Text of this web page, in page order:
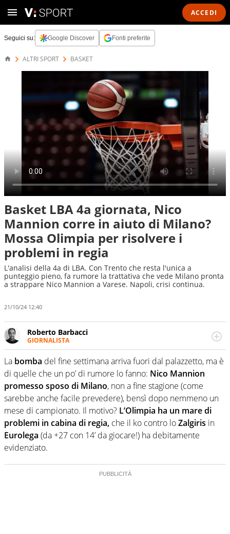
ACCEDI
Seguici su: Google Discover Fonti preferite
ALTRI SPORT BASKET
Basket LBA 4a giornata, Nico
Mannion corre in aiuto di Milano?
Mossa Olimpia per risolvere i
problemi in regia
L'analisi della 4a di LBA. Con Trento che resta l'unica a
punteggio pieno, fa rumore la trattativa che vede Milano pronta
a strappare Nico Mannion a Varese. Napoli, crisi continua.
21/10/24 12:40
Roberto Barbacci
GIORNALISTA
Giornalista (pubblicista) sportivo a tutto campo, è il
tuttologo di Virgilio Sport. Provate a chiedergli di boxe, di
scherma, di volley o di curling: ve ne farà innamorare
La bomba del fine settimana arriva fuori dal palazzetto, ma è
di quelle che un po’ di rumore lo fanno: Nico Mannion
promesso sposo di Milano, non a fine stagione (come
sarebbe anche facile prevedere), bensì dopo nemmeno un
mese di campionato. Il motivo? L’Olimpia ha un mare di
problemi in cabina di regia, che il ko contro loZalgiris in
Eurolega (da +27 con 14’ da giocare!) ha debitamente
evidenziato.